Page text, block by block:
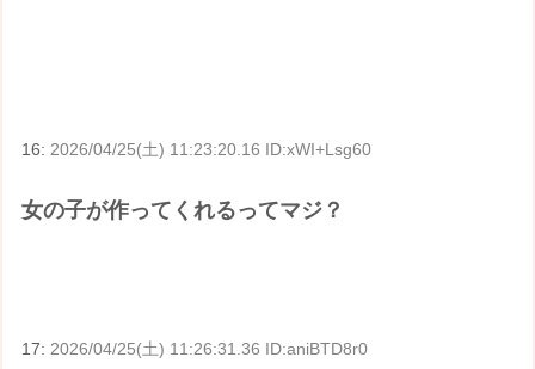
16: 2026/04/25(土) 11:23:20.16 ID:xWI+Lsg60
女の子が作ってくれるってマジ？
17: 2026/04/25(土) 11:26:31.36 ID:aniBTD8r0